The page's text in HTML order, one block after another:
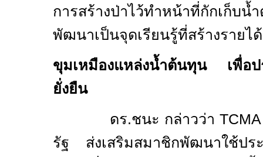
การสร้างป่าไว้ทำหน้าที่กักเก็
พัฒนาเป็นจุดเรียนรู้ที่สร้างรายไ
ขุมเหมืองแหล่งน้ำต้นทุน เพื่อป
ยั่งยืน
ดร.ชนะ กล่าวว่า
รัฐ ส่งเสริมสมาชิกพัฒนาใช้ปร